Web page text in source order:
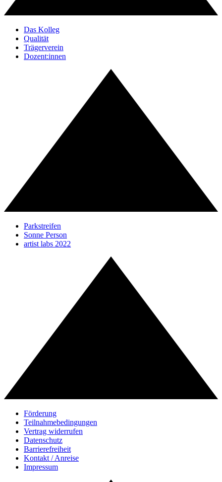
Das Kolleg
Qualität
Trägerverein
Dozent:innen
Parkstreifen
Sonne Person
artist labs 2022
Förderung
Teilnahmebedingungen
Vertrag widerrufen
Datenschutz
Barrierefreiheit
Kontakt / Anreise
Impressum